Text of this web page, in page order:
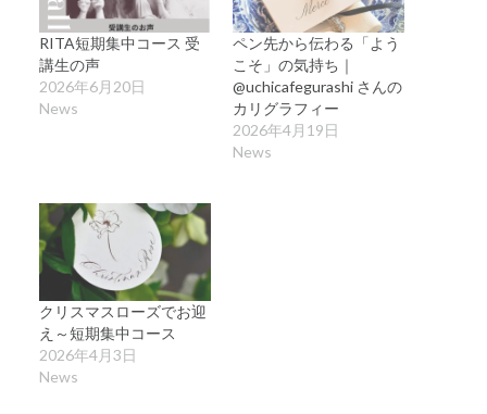
RITA短期集中コース 受
講生の声
2026年6月20日
News
ペン先から伝わる「よう
こそ」の気持ち｜
@uchicafegurashi さんの
カリグラフィー
2026年4月19日
News
クリスマスローズでお迎
え～短期集中コース
2026年4月3日
News